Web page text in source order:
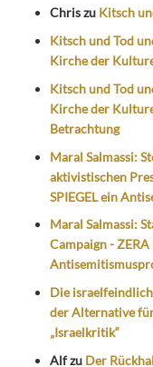
Chriszu Kitsch
Kitsch und Tod
Kirche der
Kitsch und Tod
Kirche der
Betrachtung
Maral Salmassi:
aktivistischen
SPIEGEL ein
Maral Salmassi:
Campaign -
Die
der Alternative
„Israelkritik“
Alfzu Der